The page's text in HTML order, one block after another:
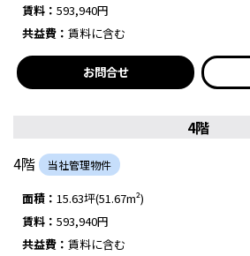
賃料： 593,940円
共益費： 賃料に含む
お問合せ
4階
4階
当社管理物件
面積： 15.63坪(51.67m²)
賃料： 593,940円
共益費： 賃料に含む